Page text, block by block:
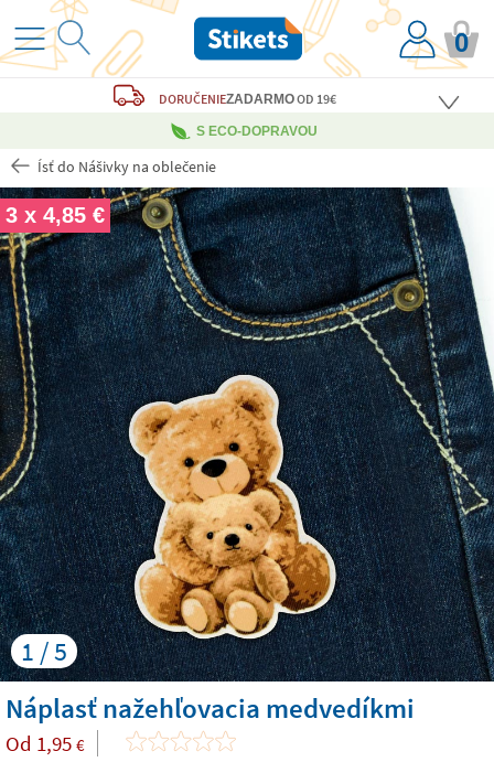
0
DORUČENIEZADARMOOD 19€
S ECO-DOPRAVOU
Ísť do Nášivky na oblečenie
1 / 5
3 x 4,85 €
Náplasť nažehľovacia medvedíkmi
Od 1,95 €